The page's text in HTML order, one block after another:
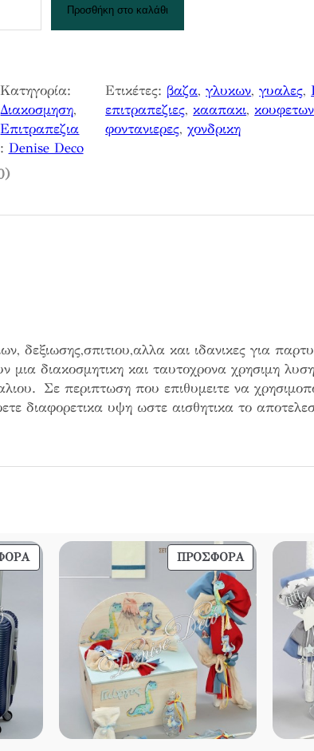
Προσθήκη στο καλάθι
Κατηγορία:
Διακοσμηση
Επιτραπεζια
Ετικέτες: βαζα, γλυκων, γυαλες,
επιτραπεζιες, κααπακι, κουφετων
φοντανιερες, χονδρικη
Denise Deco
δεξιωσης,σπιτιου,αλλα και ιδανικες για
διακοσμητικη και ταυτοχρονα χρησιμη
Σε περιπτωση που επιθυμειτε να
διαφορετικα υψη ωστε αισθητικα το
ΠΡΟΪΌΝ
ΠΡΟΣΦΟΡΆΠΡΟΪΌΝ
ΠΡΟΣΦΟΡΆ